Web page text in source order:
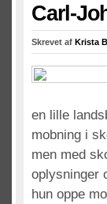
Carl-
Skrevet af Krista
en lille
mobning i
men med
oplysninger
hun oppe